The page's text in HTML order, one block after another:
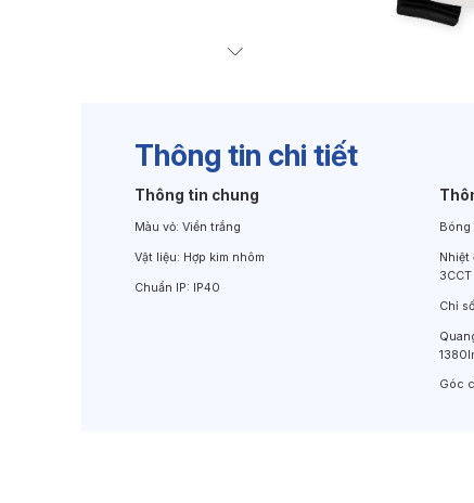
Thông tin chi tiết
Thông tin chung
Màu vỏ: Viền trắng
Vật liệu: Hợp kim nhôm
Chuẩn IP: IP40
Bóng
Nhiệt
3CCT
Chỉ
Góc